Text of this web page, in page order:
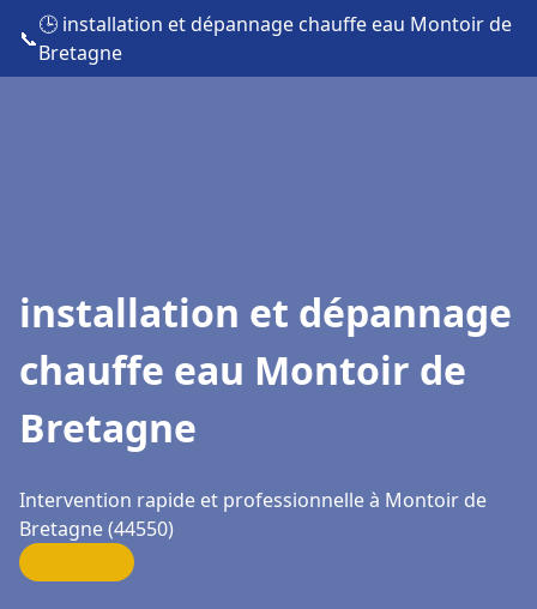
📞
🕒 installation et dépannage chauffe eau Montoir de
Bretagne
installation et dépannage
chauffe eau Montoir de
Bretagne
Intervention rapide et professionnelle à Montoir de
Bretagne (44550)